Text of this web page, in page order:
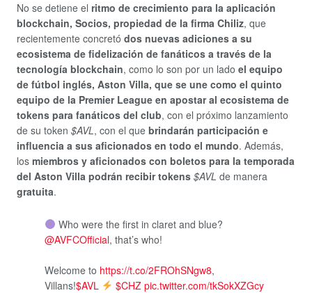
No se detiene el ritmo de crecimiento para la aplicación
blockchain, Socios, propiedad de la firma Chiliz, que
recientemente concretó dos nuevas adiciones a su
ecosistema de fidelización de fanáticos a través de la
tecnología blockchain, como lo son por un lado el equipo
de fútbol inglés, Aston Villa, que se une como el quinto
equipo de la Premier League en apostar al ecosistema de
tokens para fanáticos del club, con el próximo lanzamiento
de su token $AVL, con el que brindarán participación e
influencia a sus aficionados en todo el mundo. Además,
los miembros y aficionados con boletos para la temporada
del Aston Villa podrán recibir tokens $AVL de manera
gratuita.
Who were the first in claret and blue?
@AVFCOfficial, that’s who!
Welcome to https://t.co/2FROhSNgw8,
Villans!$AVL $CHZ pic.twitter.com/tkSokXZGcy